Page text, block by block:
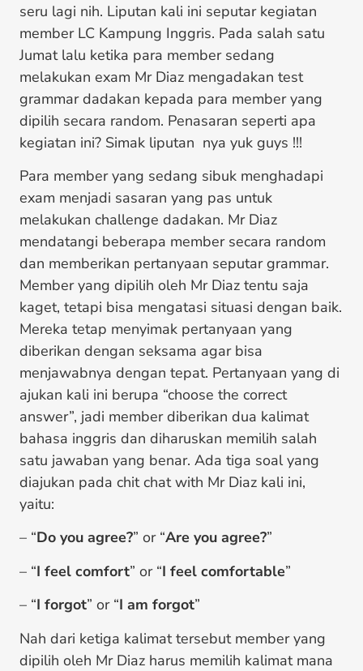
seru lagi nih. Liputan kali ini seputar kegiatan
member LC Kampung Inggris. Pada salah satu
Jumat lalu ketika para member sedang
melakukan exam Mr Diaz mengadakan test
grammar dadakan kepada para member yang
dipilih secara random. Penasaran seperti apa
kegiatan ini? Simak liputan nya yuk guys !!!
Para member yang sedang sibuk menghadapi
exam menjadi sasaran yang pas untuk
melakukan challenge dadakan. Mr Diaz
mendatangi beberapa member secara random
dan memberikan pertanyaan seputar grammar.
Member yang dipilih oleh Mr Diaz tentu saja
kaget, tetapi bisa mengatasi situasi dengan baik.
Mereka tetap menyimak pertanyaan yang
diberikan dengan seksama agar bisa
menjawabnya dengan tepat. Pertanyaan yang di
ajukan kali ini berupa “choose the correct
answer”, jadi member diberikan dua kalimat
bahasa inggris dan diharuskan memilih salah
satu jawaban yang benar. Ada tiga soal yang
diajukan pada chit chat with Mr Diaz kali ini,
yaitu:
– “Do you agree?” or “Are you agree?”
– “I feel comfort” or “I feel comfortable”
– “I forgot” or “I am forgot”
Nah dari ketiga kalimat tersebut member yang
dipilih oleh Mr Diaz harus memilih kalimat mana